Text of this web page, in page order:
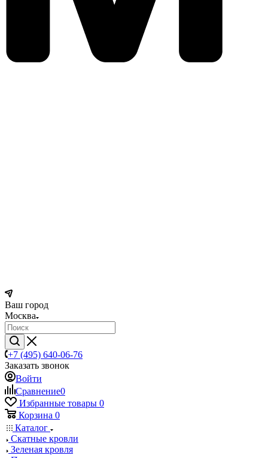
Ваш город
Москва
+7 (495) 640-06-76
Заказать звонок
Войти
Сравнение0
Избранные товары 0
Корзина 0
Каталог
Скатные кровли
Зеленая кровля